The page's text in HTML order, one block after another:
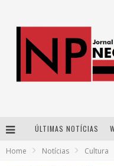
ÚLTIMAS NOTÍCIAS
Home Notícias Cultura